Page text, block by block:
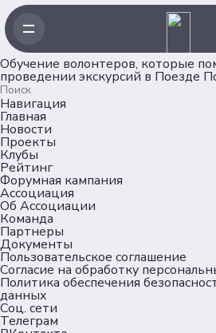
Обучение волонтеров, которые
проведении экскурсий в Поезде
Навигация
Главная
Новости
Проекты
Клубы
Рейтинг
Форумная кампания
Ассоциация
Об Ассоциации
Команда
Партнеры
Документы
Пользовательское соглашение
Согласие на обработку
Политика обеспечения
данных
Соц. сети
Телеграм